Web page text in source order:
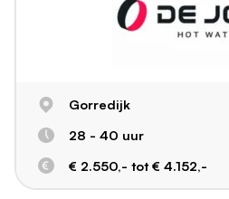
Gorredijk
28 - 40 uur
€ 2.550,- tot € 4.152,-